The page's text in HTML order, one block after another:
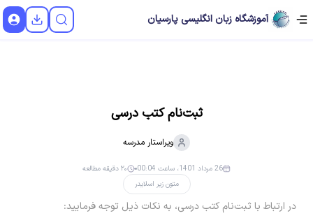
آموزشگاه زبان انگلیسی پارسیان
ثبت‌نام کتب درسی
ویراستار مدرسه
متون زیر اسلایدر
26 مرداد 1401، ساعت 00:04 ۲۰ دقیقه مطالعه
در ارتباط با ثبت‌نام کتب درسی، به نکات ذیل توجه فرمایید: